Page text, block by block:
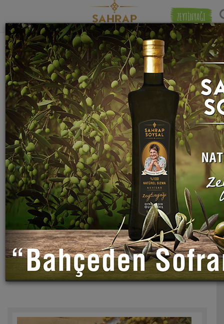
ZEYTİNYAĞI
"ısırgan otu" etiketiyle eşleşen (4) tarif
bulundu.
Eşleşmeye